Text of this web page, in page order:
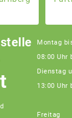
Montag
08:00 Uhr
Dienstag
13:00 Uhr
Freitag